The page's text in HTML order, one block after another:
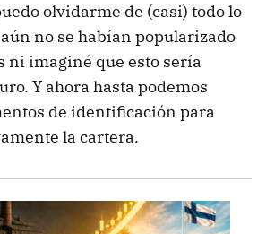
olvidarme de (casi) todo lo
no se habían popularizado
ni imaginé que esto sería
Y ahora hasta podemos
de identificación para
la cartera.